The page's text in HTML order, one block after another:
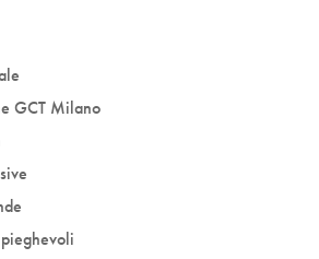
GCT Milano